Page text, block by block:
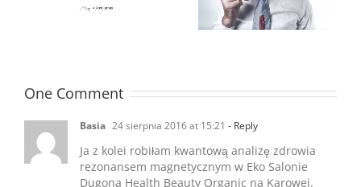
Odżywiania
Sprawdź czego
brakuje ci na co dzień
One Comment
Basia 24 sierpnia 2016 at 15:21 - Reply
Ja z kolei robiłam kwantową analizę zdrowia
rezonansem magnetycznym w Eko Salonie
Dugona Health Beauty Organic na Karowej.